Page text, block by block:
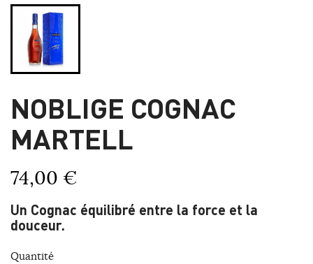
NOBLIGE COGNAC
MARTELL
74,00 €
Un Cognac équilibré entre la force et la
douceur.
Quantité